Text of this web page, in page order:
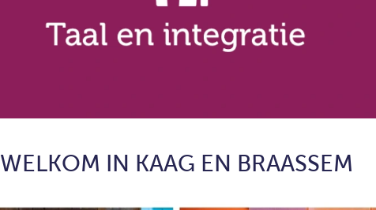
WELKOM IN KAAG EN BRAASSEM